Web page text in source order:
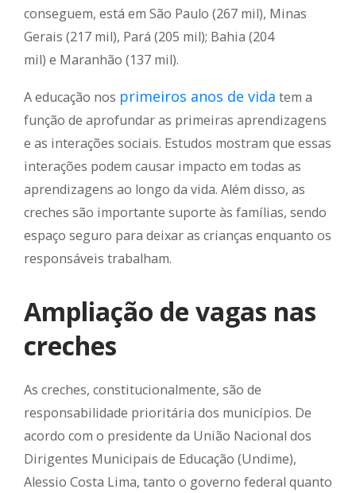
conseguem, está em São Paulo (267 mil), Minas
Gerais (217 mil), Pará (205 mil); Bahia (204
mil) e Maranhão (137 mil).
A educação nos primeiros anos de vida tem a
função de aprofundar as primeiras aprendizagens
e as interações sociais. Estudos mostram que essas
interações podem causar impacto em todas as
aprendizagens ao longo da vida. Além disso, as
creches são importante suporte às famílias, sendo
espaço seguro para deixar as crianças enquanto os
responsáveis trabalham.
Ampliação de vagas nas
creches
As creches, constitucionalmente, são de
responsabilidade prioritária dos municípios. De
acordo com o presidente da União Nacional dos
Dirigentes Municipais de Educação (Undime),
Alessio Costa Lima, tanto o governo federal quanto